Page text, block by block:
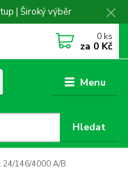
| Široký výběr
Menu
Hledat
0 ks
za 0 Kč
24/146/4000 A/B